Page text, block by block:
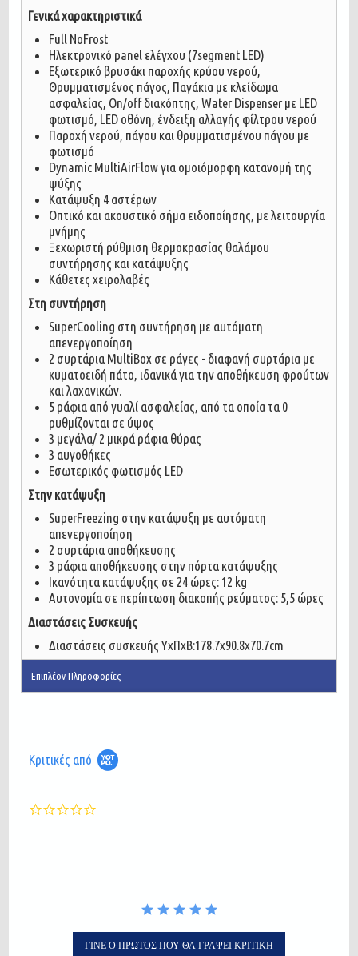
Γενικά χαρακτηριστικά
Full NoFrost
Ηλεκτρονικό panel ελέγχου (7segment LED)
Εξωτερικό βρυσάκι παροχής κρύου νερού,
Θρυμματισμένος πάγος, Παγάκια με κλείδωμα
ασφαλείας, On/off διακόπτης, Water Dispenser με LED
φωτισμό, LED οθόνη, ένδειξη αλλαγής φίλτρου νερού
Παροχή νερού, πάγου και θρυμματισμένου πάγου με
φωτισμό
Dynamic MultiAirFlow για ομοιόμορφη κατανομή της
ψύξης
Κατάψυξη 4 αστέρων
Οπτικό και ακουστικό σήμα ειδοποίησης, με λειτουργία
μνήμης
Ξεχωριστή ρύθμιση θερμοκρασίας θαλάμου
συντήρησης και κατάψυξης
Κάθετες χειρολαβές
Στη συντήρηση
SuperCooling στη συντήρηση με αυτόματη
απενεργοποίηση
2 συρτάρια MultiBox σε ράγες - διαφανή συρτάρια με
κυματοειδή πάτο, ιδανικά για την αποθήκευση φρούτων
και λαχανικών.
5 ράφια από γυαλί ασφαλείας, από τα οποία τα 0
ρυθμίζονται σε ύψος
3 μεγάλα/ 2 μικρά ράφια θύρας
3 αυγοθήκες
Εσωτερικός φωτισμός LED
Στην κατάψυξη
SuperFreezing στην κατάψυξη με αυτόματη
απενεργοποίηση
2 συρτάρια αποθήκευσης
3 ράφια αποθήκευσης στην πόρτα κατάψυξης
Ικανότητα κατάψυξης σε 24 ώρες: 12 kg
Αυτονομία σε περίπτωση διακοπής ρεύματος: 5,5 ώρες
Διαστάσεις Συσκευής
Διαστάσεις συσκευής ΥxΠxΒ:178.7x90.8x70.7cm
Επιπλέον Πληροφορίες
Κριτικές από
ΓΊΝΕ Ο ΠΡΏΤΟΣ ΠΟΥ ΘΑ ΓΡΆΨΕΙ ΚΡΙΤΙΚΉ